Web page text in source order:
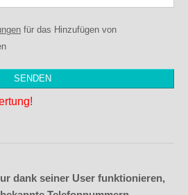
für das Hinzufügen von
dank seiner User funktionieren,